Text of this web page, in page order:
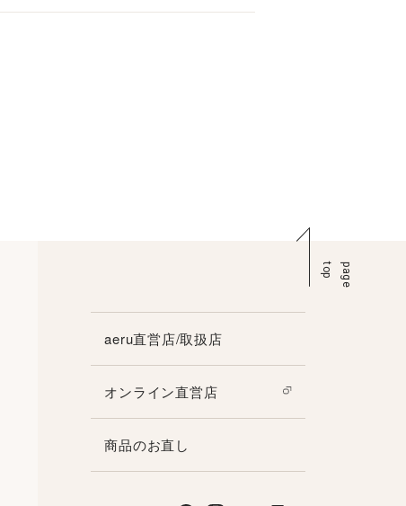
p
a
g
e
t
o
p
aeru直営店/取扱店
オンライン直営店
商品のお直し